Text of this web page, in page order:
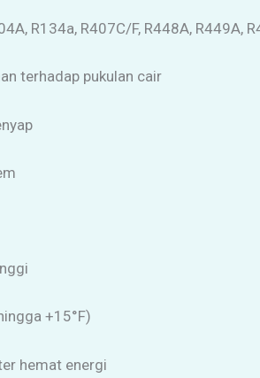
R134a, R407C/F, R448A, R449A,
terhadap pukulan cair
+15°F)
hemat energi